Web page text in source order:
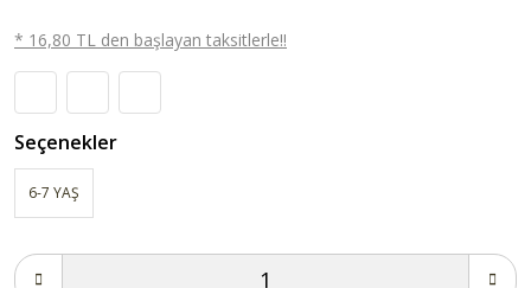
* 16,80 TL den başlayan taksitlerle!!
Seçenekler
6-7 YAŞ